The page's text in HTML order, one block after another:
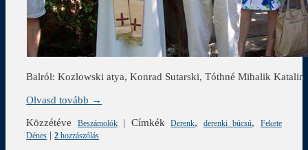
Balról: Kozlowski atya, Konrad Sutarski, Tóthné Mihalik Katalin
Olvasd tovább →
Közzétéve
Beszámolók| Címkék Derenk, derenki búcsú,
Fekete
Dénes |2 hozzászólás